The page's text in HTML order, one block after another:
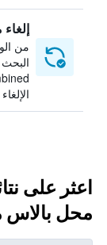
من
اعثر على
محل بالاس